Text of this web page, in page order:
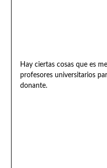
Hay ciertas cosas que es
profesores universitarios
donante.